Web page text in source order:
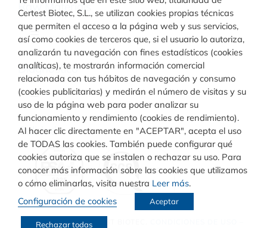
Raw Materials
Toggle
Navigation
Materiales para inmunodiagnóstico
Materiales para diagnóstico molecular
Diagnóstico
Toggle
Navigation
Rapid Test
Turbilatex
Calidad
© COPYRIGHT CERTEST BIOTEC.
Certest Biotec, S.L., se utilizan cookies propias técnicas
que permiten el acceso a la página web y sus servicios,
así como cookies de terceros que, si el usuario lo autoriza,
analizarán tu navegación con fines estadísticos (cookies
analíticas), te mostrarán información comercial
relacionada con tus hábitos de navegación y consumo
(cookies publicitarias) y medirán el número de visitas y su
uso de la página web para poder analizar su
funcionamiento y rendimiento (cookies de rendimiento).
Al hacer clic directamente en "ACEPTAR", acepta el uso
de TODAS las cookies. También puede configurar qué
cookies autoriza que se instalen o rechazar su uso. Para
conocer más información sobre las cookies que utilizamos
o cómo eliminarlas, visita nuestra Leer más.
Configuración de cookies
Aceptar
Rechazar todas